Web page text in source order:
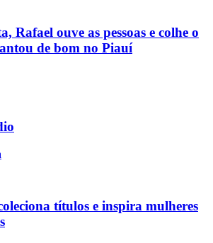
Rafael ouve as pessoas e colhe o
de bom no Piauí
títulos e inspira mulheres